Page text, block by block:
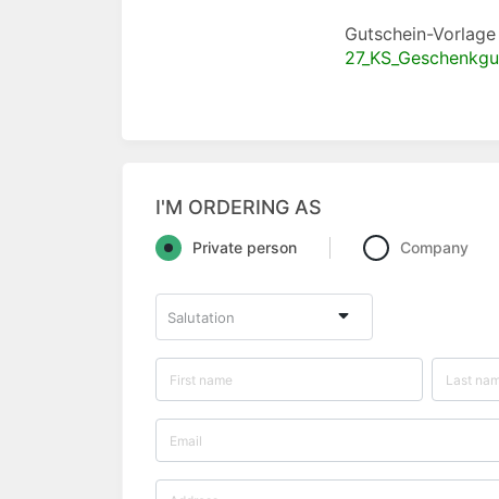
Gutschein-
I'M ORDERING AS
Private person Company
Salutation